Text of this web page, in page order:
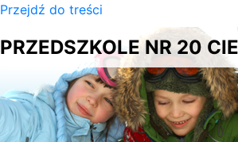
Przejdź do treści
PRZEDSZKOLE NR 20